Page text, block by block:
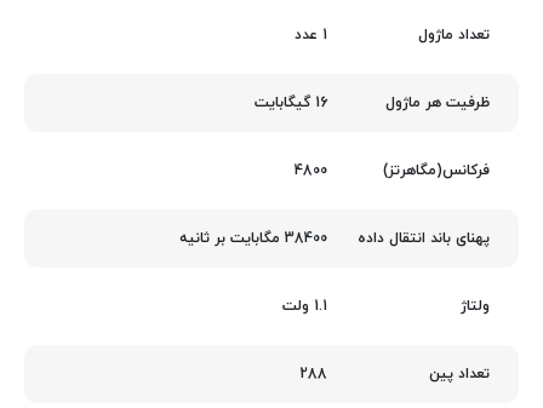
تعداد ماژول 1 عدد
ظرفیت هر ماژول 16 گیگابایت
فرکانس(مگاهرتز) 4800
پهنای باند انتقال داده 38400 مگابایت بر ثانیه
ولتاژ 1.1 ولت
تعداد پین 288